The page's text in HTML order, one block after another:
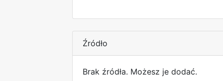
Źródło
Brak źródła. Możesz je dodać.